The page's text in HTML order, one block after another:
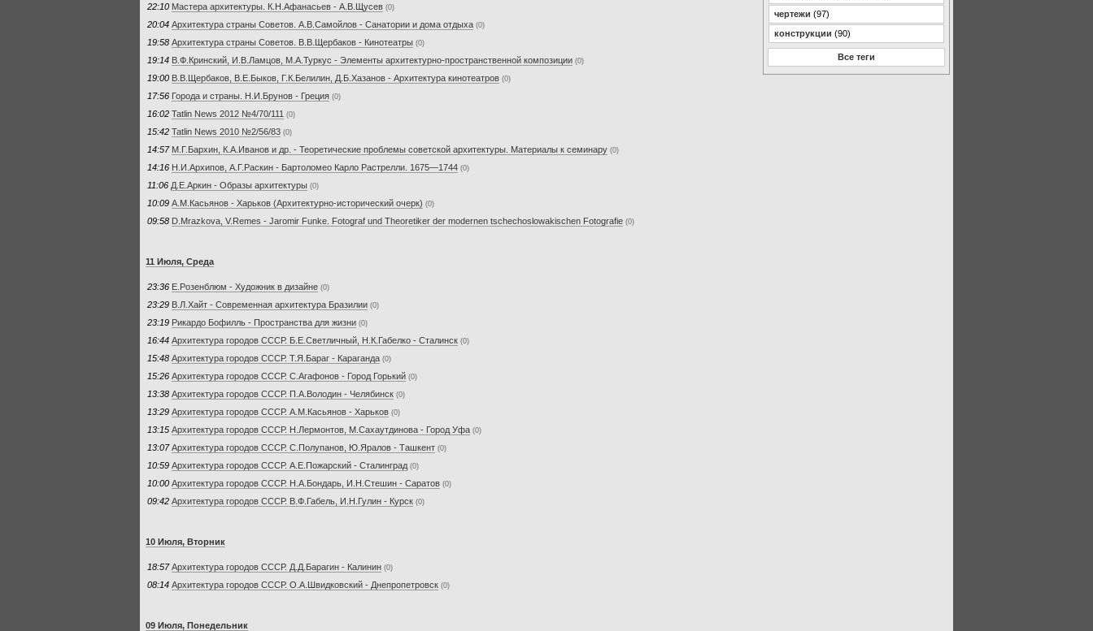
22:10 Мастера архитектуры. К.Н.Афанасьев - А.В.Щусев (0)
20:04 Архитектура страны Советов. А.В.Самойлов - Санатории и дома отдыха (0)
19:58 Архитектура страны Советов. В.В.Щербаков - Кинотеатры (0)
19:14 В.Ф.Кринский, И.В.Ламцов, М.А.Туркус - Элементы архитектурно-пространственной композиции (0)
19:00 В.В.Щербаков, В.Е.Быков, Г.К.Белилин, Д.Б.Хазанов - Архитектура кинотеатров (0)
17:56 Города и страны. Н.И.Брунов - Греция (0)
16:02 Tatlin News 2012 №4/70/111 (0)
15:42 Tatlin News 2010 №2/56/83 (0)
14:57 М.Г.Бархин, К.А.Иванов и др. - Теоретические проблемы советской архитектуры. Материалы к семинару (0)
14:16 Н.И.Архипов, А.Г.Раскин - Бартоломео Карло Растрелли. 1675—1744 (0)
11:06 Д.Е.Аркин - Образы архитектуры (0)
10:09 А.М.Касьянов - Харьков (Архитектурно-исторический очерк) (0)
09:58 D.Mrazkova, V.Remes - Jaromir Funke. Fotograf und Theoretiker der modernen tschechoslowakischen Fotografie (0)
11 Июля, Среда
23:36 Е.Розенблюм - Художник в дизайне (0)
23:29 В.Л.Хайт - Современная архитектура Бразилии (0)
23:19 Рикардо Бофилль - Пространства для жизни (0)
16:44 Архитектура городов СССР. Б.Е.Светличный, Н.К.Габелко - Сталинск (0)
15:48 Архитектура городов СССР. Т.Я.Бараг - Караганда (0)
15:26 Архитектура городов СССР. С.Агафонов - Город Горький (0)
13:38 Архитектура городов СССР. П.А.Володин - Челябинск (0)
13:29 Архитектура городов СССР. А.М.Касьянов - Харьков (0)
13:15 Архитектура городов СССР. Н.Лермонтов, М.Сахаутдинова - Город Уфа (0)
13:07 Архитектура городов СССР. С.Полупанов, Ю.Яралов - Ташкент (0)
10:59 Архитектура городов СССР. А.Е.Пожарский - Сталинград (0)
10:00 Архитектура городов СССР. Н.А.Бондарь, И.Н.Стешин - Саратов (0)
09:42 Архитектура городов СССР. В.Ф.Габель, И.Н.Гулин - Курск (0)
10 Июля, Вторник
18:57 Архитектура городов СССР. Д.Д.Барагин - Калинин (0)
08:14 Архитектура городов СССР. О.А.Швидковский - Днепропетровск (0)
09 Июля, Понедельник
чертежи (97)
конструкции (90)
Все теги